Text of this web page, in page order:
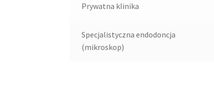
Prywatna klinika
Specjalistyczna endodoncja
(mikroskop)